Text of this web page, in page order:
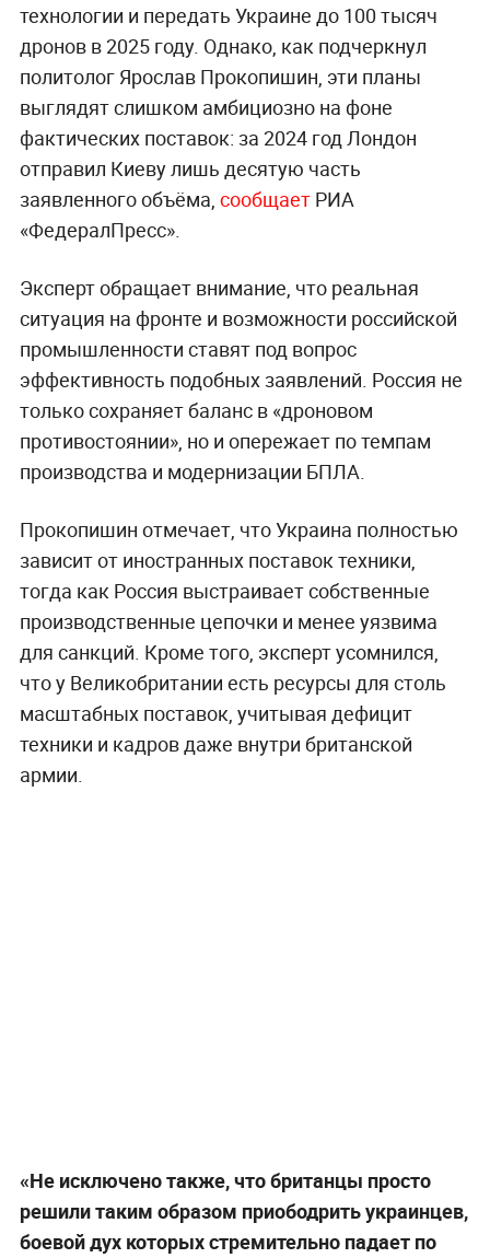
технологии и передать Украине до 100 тысяч
дронов в 2025 году. Однако, как подчеркнул
политолог Ярослав Прокопишин, эти планы
выглядят слишком амбициозно на фоне
фактических поставок: за 2024 год Лондон
отправил Киеву лишь десятую часть
заявленного объёма, сообщает РИА
«ФедералПресс».
Эксперт обращает внимание, что реальная
ситуация на фронте и возможности российской
промышленности ставят под вопрос
эффективность подобных заявлений. Россия не
только сохраняет баланс в «дроновом
противостоянии», но и опережает по темпам
производства и модернизации БПЛА.
Прокопишин отмечает, что Украина полностью
зависит от иностранных поставок техники,
тогда как Россия выстраивает собственные
производственные цепочки и менее уязвима
для санкций. Кроме того, эксперт усомнился,
что у Великобритании есть ресурсы для столь
масштабных поставок, учитывая дефицит
техники и кадров даже внутри британской
армии.
«Не исключено также, что британцы просто
решили таким образом приободрить украинцев,
боевой дух которых стремительно падает по